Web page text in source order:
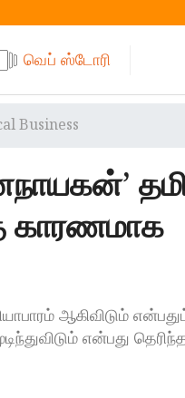
வெப் ஸ்டோரி
Business
காரணமாக
ஆகிவிடும் என்பதும்,
என்பது